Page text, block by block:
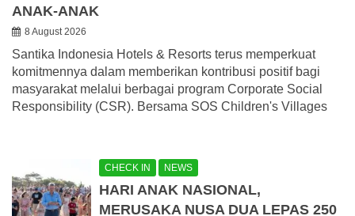
ANAK-ANAK
8 August 2026
Santika Indonesia Hotels & Resorts terus memperkuat
komitmennya dalam memberikan kontribusi positif bagi
masyarakat melalui berbagai program Corporate Social
Responsibility (CSR). Bersama SOS Children's Villages
CHECK IN NEWS
HARI ANAK NASIONAL,
MERUSAKA NUSA DUA LEPAS 250